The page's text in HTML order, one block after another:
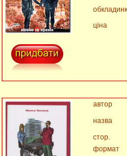
ціна
автор
назва
стор.
формат